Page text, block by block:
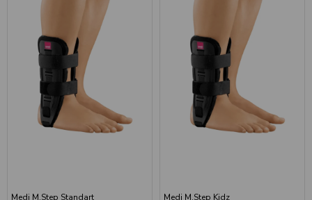
Medi M.Step Standart Medi M.Step Kidz